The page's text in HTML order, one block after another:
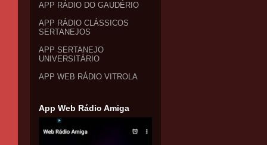
APP RÁDIO DO GAUDÉRIO
APP RÁDIO CLÁSSICOS
SERTANEJOS
APP SERTANEJO
UNIVERSITÁRIO
APP WEB RÁDIO VITROLA
App Web Rádio Amiga